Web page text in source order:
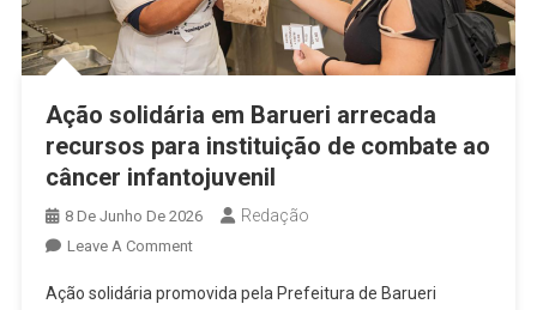
Ação solidária em Barueri arrecada
recursos para instituição de combate ao
câncer infantojuvenil
8 De Junho De 2026 Redação
Leave A CommentOn
Solidária
Ação solidária promovida pela Prefeitura de Barueri